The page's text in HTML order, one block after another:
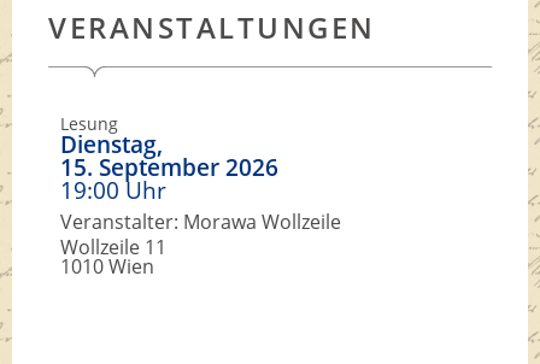
VERANSTALTUNGEN
Lesung
Dienstag,
15. September 2026
19:00 Uhr
Veranstalter: Morawa Wollzeile
Wollzeile 11
1010 Wien